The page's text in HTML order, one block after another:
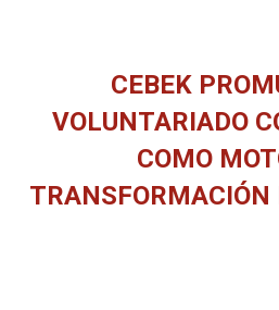
CEBEK
VOLUNTARIADO
COMO